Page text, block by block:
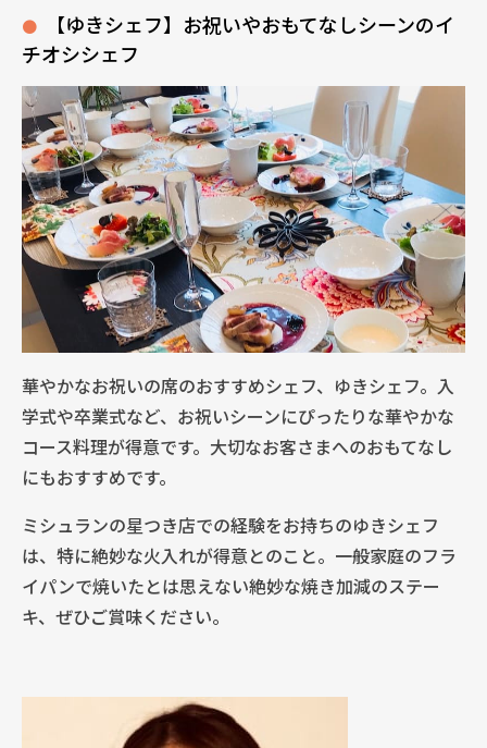
【ゆきシェフ】お祝いやおもてなしシーンのイ
チオシシェフ
華やかなお祝いの席のおすすめシェフ、ゆきシェフ。入
学式や卒業式など、お祝いシーンにぴったりな華やかな
コース料理が得意です。大切なお客さまへのおもてなし
にもおすすめです。
ミシュランの星つき店での経験をお持ちのゆきシェフ
は、特に絶妙な火入れが得意とのこと。一般家庭のフラ
イパンで焼いたとは思えない絶妙な焼き加減のステー
キ、ぜひご賞味ください。